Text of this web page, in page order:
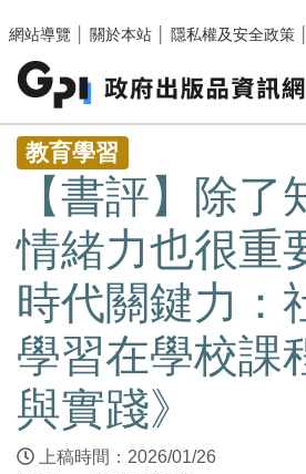
網站導覽
關於本站 隱私權及安全政策
:::
教育學習
【書評】除了
情緒力也很重
時代關鍵力：
學習在學校課
與實踐》
上稿時間：2026/01/26